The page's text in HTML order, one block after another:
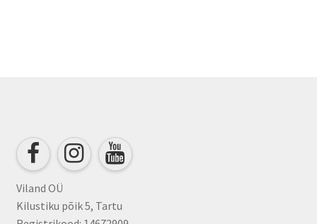
Viland OÜ
Kilustiku põik 5, Tartu